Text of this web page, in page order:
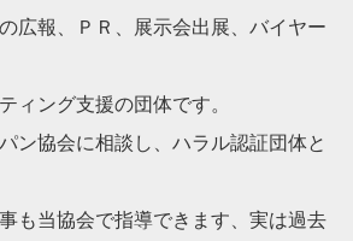
広報、ＰＲ、展示会出展、バイヤー
ィング支援の団体です。
ン協会に相談し、 ハラル認証団体と
も当協会で指導できます、実は過去